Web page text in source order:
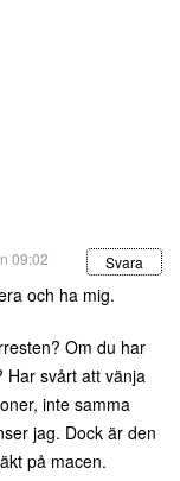
09:02 Svara
och ha mig.
Om du har
Har svårt att vänja
inte samma
jag. Dock är den
på macen.